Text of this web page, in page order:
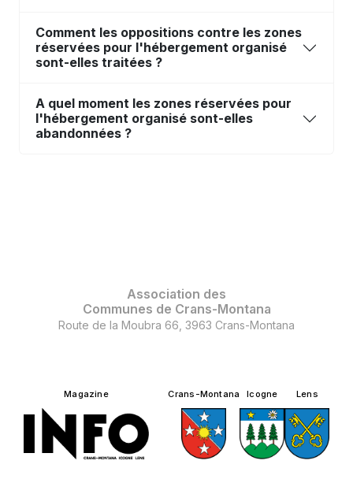
Comment les oppositions contre les zones
réservées pour l'hébergement organisé
sont-elles traitées ?
A quel moment les zones réservées pour
l'hébergement organisé sont-elles
abandonnées ?
Association des
Communes de Crans-Montana
Route de la Moubra 66, 3963 Crans-Montana
Magazine Crans-Montana Icogne Lens